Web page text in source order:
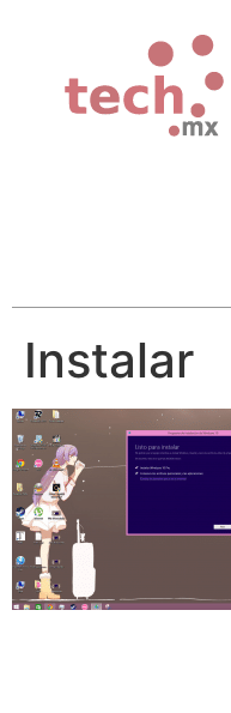
Instalar